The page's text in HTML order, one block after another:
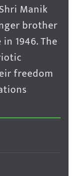
Manik
brother
1946. The
freedom